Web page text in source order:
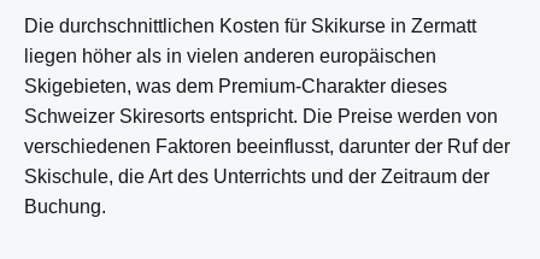
Die durchschnittlichen Kosten für Skikurse in Zermatt
liegen höher als in vielen anderen europäischen
Skigebieten, was dem Premium-Charakter dieses
Schweizer Skiresorts entspricht. Die Preise werden von
verschiedenen Faktoren beeinflusst, darunter der Ruf der
Skischule, die Art des Unterrichts und der Zeitraum der
Buchung.